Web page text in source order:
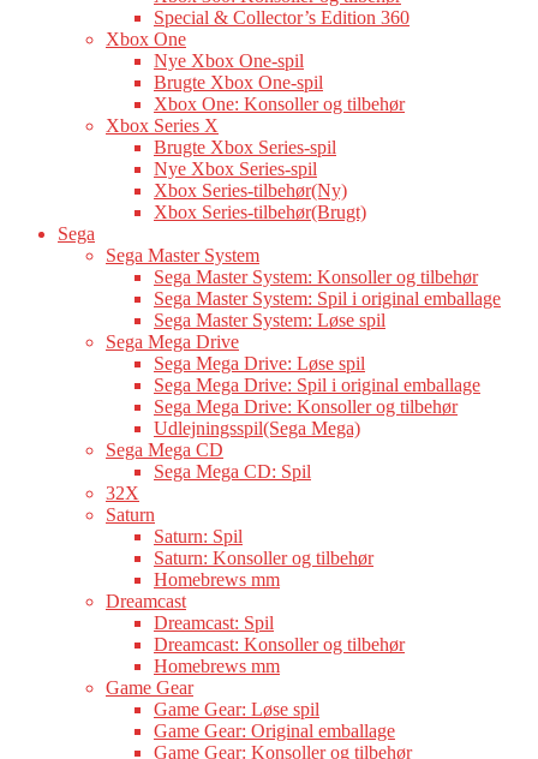
Special & Collector’s Edition 360
Xbox One
Nye Xbox One-spil
Brugte Xbox One-spil
Xbox One: Konsoller og tilbehør
Xbox Series X
Brugte Xbox Series-spil
Nye Xbox Series-spil
Xbox Series-tilbehør(Ny)
Xbox Series-tilbehør(Brugt)
Sega
Sega Master System
Sega Master System: Konsoller og tilbehør
Sega Master System: Spil i original emballage
Sega Master System: Løse spil
Sega Mega Drive
Sega Mega Drive: Løse spil
Sega Mega Drive: Spil i original emballage
Sega Mega Drive: Konsoller og tilbehør
Udlejningsspil(Sega Mega)
Sega Mega CD
Sega Mega CD: Spil
32X
Saturn
Saturn: Spil
Saturn: Konsoller og tilbehør
Homebrews mm
Dreamcast
Dreamcast: Spil
Dreamcast: Konsoller og tilbehør
Homebrews mm
Game Gear
Game Gear: Løse spil
Game Gear: Original emballage
Game Gear: Konsoller og tilbehør